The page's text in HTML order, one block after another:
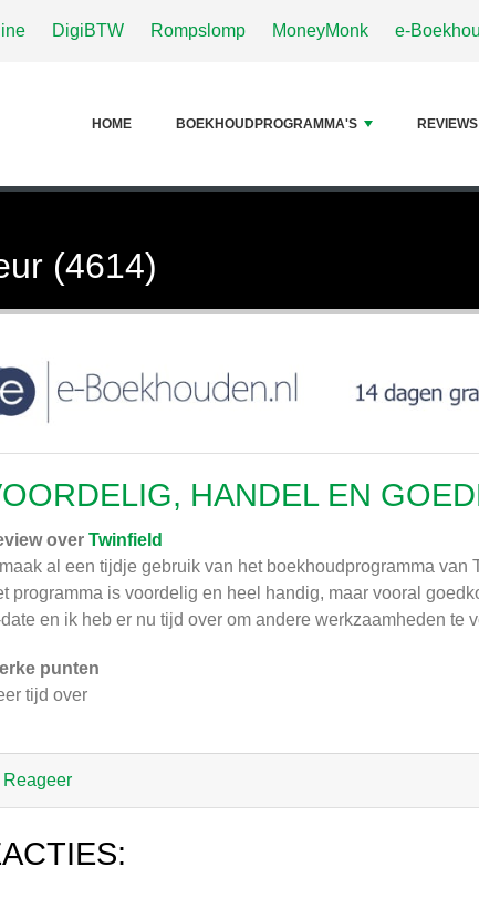
DigiBTW Rompslomp MoneyMonk e-
HOME BOEKHOUDPROGRAMMA'S REVIEWS
(4614)
HANDEL EN
over Twinfield
maak al een tijdje gebruik van het boekhoudprogramma
programma is voordelig en heel handig, maar vooral
en ik heb er nu tijd over om andere werkzaamheden te
punten
tijd over
Reageer